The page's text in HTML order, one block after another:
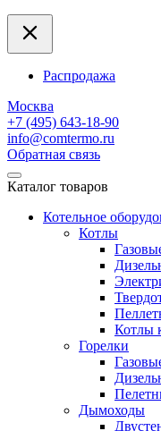
Распродажа
Москва
+7 (495) 643-18-90
info@comtermo.ru
Обратная связь
Каталог товаров
Котельное
Котлы
Котлы
Горелки
Дымоходы